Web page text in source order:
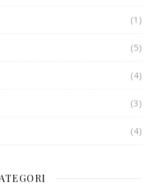
(1)
(5)
(4)
(3)
(4)